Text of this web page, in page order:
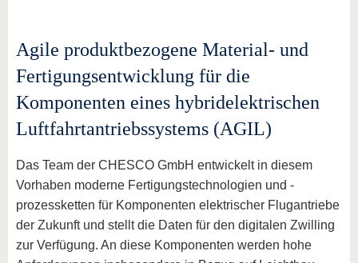
Engagement
Strukturwandel
Wissenschaftlicher
Studium
dem
Studium
BTU
Mit der
BTU ins
Ausland
Für
internationale
Studierende
Kontakt
Gründen
Innovative
Transferprojekte
Sie uns
kennen
Region
Agile produktbezogene Material- und
Fertigungsentwicklung für die
Komponenten eines hybridelektrischen
Luftfahrtantriebssystems (AGIL)
Das Team der CHESCO GmbH entwickelt in diesem
Vorhaben moderne Fertigungstechnologien und -
prozessketten für Komponenten elektrischer Flugantriebe
der Zukunft und stellt die Daten für den digitalen Zwilling
zur Verfügung. An diese Komponenten werden hohe